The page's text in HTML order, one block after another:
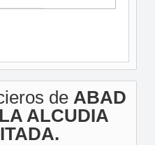
de ABAD
ALCUDIA